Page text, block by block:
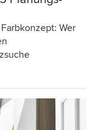
Wer